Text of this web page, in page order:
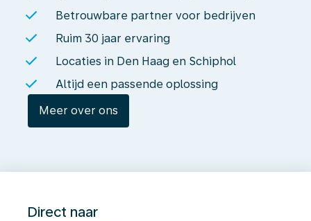
Betrouwbare partner voor bedrijven
Ruim 30 jaar ervaring
Locaties in Den Haag en Schiphol
Altijd een passende oplossing
Meer over ons
Direct naar